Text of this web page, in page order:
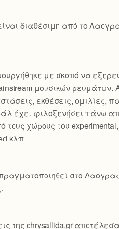
διαθέσιμη από το
με σκοπό να
μουσικών
εκθέσεις, ομιλίες,
έχει φιλοξενήσει πάνω
τους χώρους του
κλπ.
στο
της chrysallida.gr